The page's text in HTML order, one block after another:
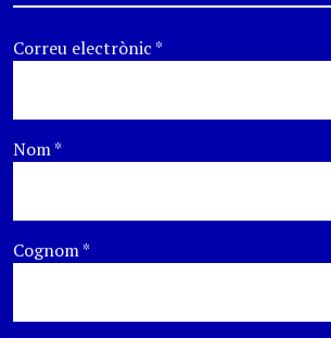
Correu electrònic*
Nom*
Cognom*